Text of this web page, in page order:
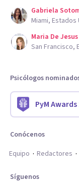
Gabriela
Miami, Estados
Maria De
San Francisco,
Psicólogos
PyM Awards
Conócenos
Equipo
Redactores
Síguenos